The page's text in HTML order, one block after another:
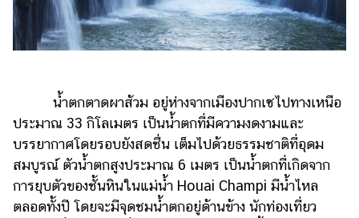
น้ำตกตาดผาส้วม อยู่ห่างจากเมืองปากเซไปทางเหนือ
ประมาณ 33 กิโลเมตร เป็นน้ำตกที่มีความงดงามและ
บรรยากาศโดยรอบยังสดชื่น เต็มไปด้วยธรรมชาติที่อุดม
สมบูรณ์ ตัวน้ำตกสูงประมาณ 6 เมตร เป็นน้ำตกที่เกิดจาก
การยุบตัวของชั้นหินในแม่น้ำ Houai Champi มีน้ำไหล
ตลอดทั้งปี โดยจะมีจุดชมน้ำตกอยู่ด้านข้าง นักท่องเที่ยว